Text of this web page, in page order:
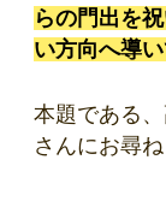
らの門出を
い方向へ導
本題である
さんにお尋